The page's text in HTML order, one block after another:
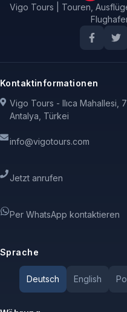
Vigo Tours | Touren,
Kontaktinformationen
Vigo Tours - Ilıca Mahallesi,
Antalya, Türkei
info@vigotours.com
Jetzt anrufen
Per WhatsApp kontaktieren
Sprache
Deutsch English